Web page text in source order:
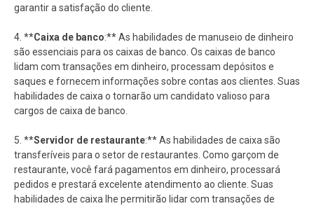
garantir a satisfação do cliente.
4. **Caixa de banco:** As habilidades de manuseio de dinheiro
são essenciais para os caixas de banco. Os caixas de banco
lidam com transações em dinheiro, processam depósitos e
saques e fornecem informações sobre contas aos clientes. Suas
habilidades de caixa o tornarão um candidato valioso para
cargos de caixa de banco.
5. **Servidor de restaurante:** As habilidades de caixa são
transferíveis para o setor de restaurantes. Como garçom de
restaurante, você fará pagamentos em dinheiro, processará
pedidos e prestará excelente atendimento ao cliente. Suas
habilidades de caixa lhe permitirão lidar com transações de